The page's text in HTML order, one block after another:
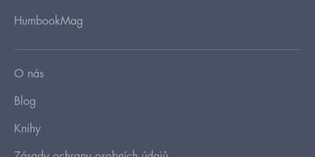
HumbookMag
O nás
Blog
Knihy